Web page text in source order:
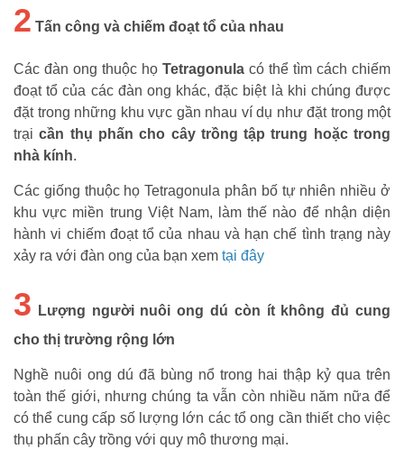
2 Tấn công và chiếm đoạt tổ của nhau
Các đàn ong thuộc họ Tetragonula có thể tìm cách chiếm
đoạt tổ của các đàn ong khác, đặc biệt là khi chúng được
đặt trong những khu vực gần nhau ví dụ như đặt trong một
trạicần thụ phấn cho cây trồng tập trung hoặc trong
nhà kính.
Các giống thuộc họTetragonula phân bố tự nhiên nhiều ở
khu vực miền trung Việt Nam, làm thế nào để nhận diện
hành vi chiếm đoạt tổ của nhau và hạn chế tình trạng này
xảy ra với đàn ong của bạn xem tại đây
3
Lượng người nuôi ong dú còn ít không đủ cung
cho thị trường rộng lớn
Nghề nuôi ong dú đã bùng nổ trong hai thập kỷ qua trên
toàn thế giới, nhưng chúng ta vẫn còn nhiều năm nữa để
có thể cung cấp số lượng lớn các tổ ong cần thiết cho việc
thụ phấn cây trồng với quy mô thương mại.